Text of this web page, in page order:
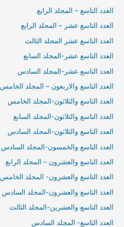
العدد التاسع – المجلد الرابع
العدد التاسع عشر – المجلد الرابع
العدد التاسع عشر المجلد الثالث
العدد التاسع عشر-المجلد السابع
العدد التاسع عشر-المجلد السادس
العدد التاسع والاربعون – المجلد الخامس
العدد التاسع والثلاثون-المجلد الخامس
العدد التاسع والثلاثون-المجلد السابع
العدد التاسع والثلاثون-المجلد السادس
العدد التاسع والخمسون-المجلد السادس
العدد التاسع والعشرون – المجلد الرابع
العدد التاسع والعشرون- المجلد الخامس
العدد التاسع والعشرون-المجلد السادس
العدد التاسع والعشرين-المجلد الثالث
العدد التاسع- المجلد السادس